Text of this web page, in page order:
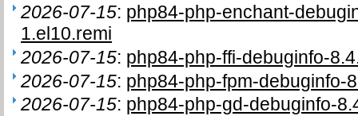
2026-07-15: php84-php-enchant-
1.el10.remi
2026-07-15: php84-php-ffi-debuginfo-
2026-07-15: php84-php-fpm-debuginfo-
2026-07-15: php84-php-gd-debuginfo-